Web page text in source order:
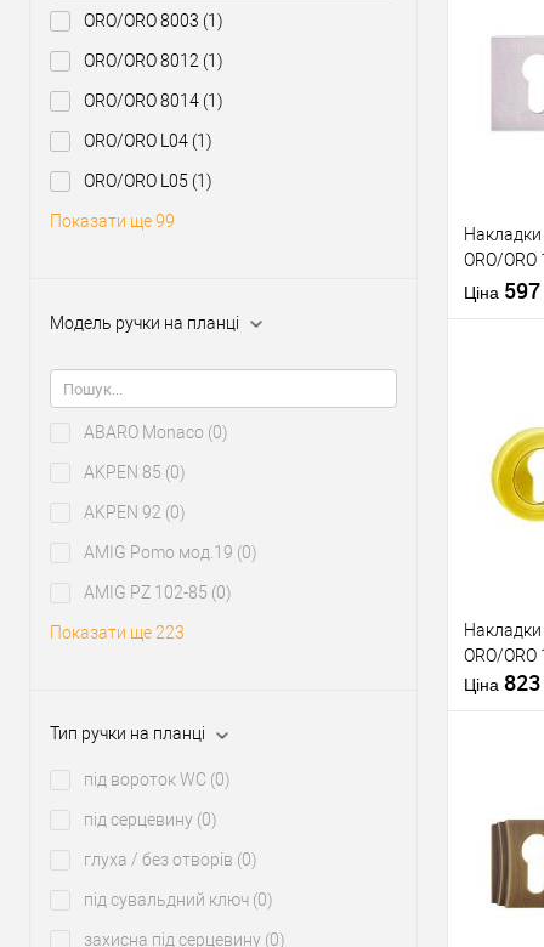
ORO/ORO 8003 (1)
ORO/ORO 8012 (1)
ORO/ORO 8014 (1)
ORO/ORO L04 (1)
ORO/ORO L05 (1)
Показати ще 99
Модель ручки на планці
ABARO Monaco (0)
AKPEN 85 (0)
AKPEN 92 (0)
AMIG Pomo мод.19 (0)
AMIG PZ 102-85 (0)
Показати ще 223
Тип ручки на планці
під вороток WC (0)
під серцевину (0)
глуха / без отворів (0)
під сувальдний ключ (0)
захисна під серцевину (0)
У
Тип товару
Матеріал
Країна
ORO/
нікель
Ціна 597
клік
У
Тип товару
Матеріал
Країна
ORO/
Ціна 823
У